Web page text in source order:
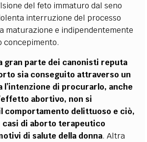
del feto immaturo dal seno
interruzione del processo
maturazione e indipendentemente
concepimento.
gran parte dei canonisti reputa
sia conseguito attraverso un
l’intenzione di procurarlo, anche
abortivo, non si
comportamento delittuoso e ciò,
di aborto terapeutico
di salute della donna. Altra